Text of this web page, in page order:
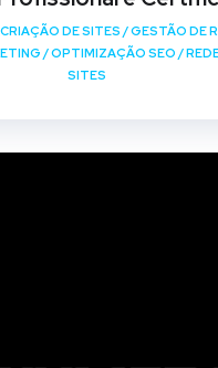
CRIAÇÃO DE SITES /GESTÃO DE
/OPTIMIZAÇÃO SEO /
SITES